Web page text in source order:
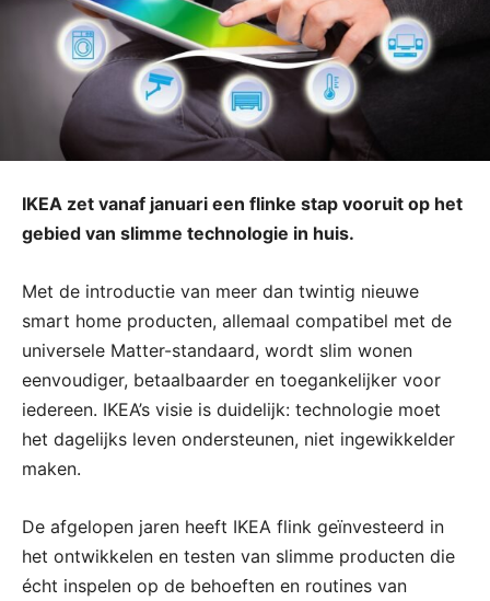
IKEA zet vanaf januari een flinke stap vooruit op het
gebied van slimme technologie in huis.
Met de introductie van meer dan twintig nieuwe
smart home producten, allemaal compatibel met de
universele Matter-standaard, wordt slim wonen
eenvoudiger, betaalbaarder en toegankelijker voor
iedereen. IKEA’s visie is duidelijk: technologie moet
het dagelijks leven ondersteunen, niet ingewikkelder
maken.
De afgelopen jaren heeft IKEA flink geïnvesteerd in
het ontwikkelen en testen van slimme producten die
écht inspelen op de behoeften en routines van